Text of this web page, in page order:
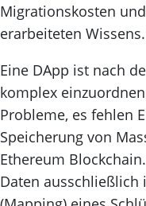
Migrationskosten
erarbeiteten Wissens.
Eine DApp ist nach
komplex
Probleme, es fehlen
Speicherung von
Ethereum
Daten